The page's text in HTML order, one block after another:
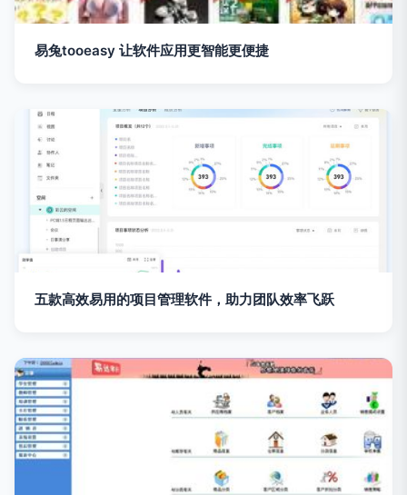
易兔tooeasy 让软件应用更智能更便捷
五款高效易用的项目管理软件，助力团队效率飞跃